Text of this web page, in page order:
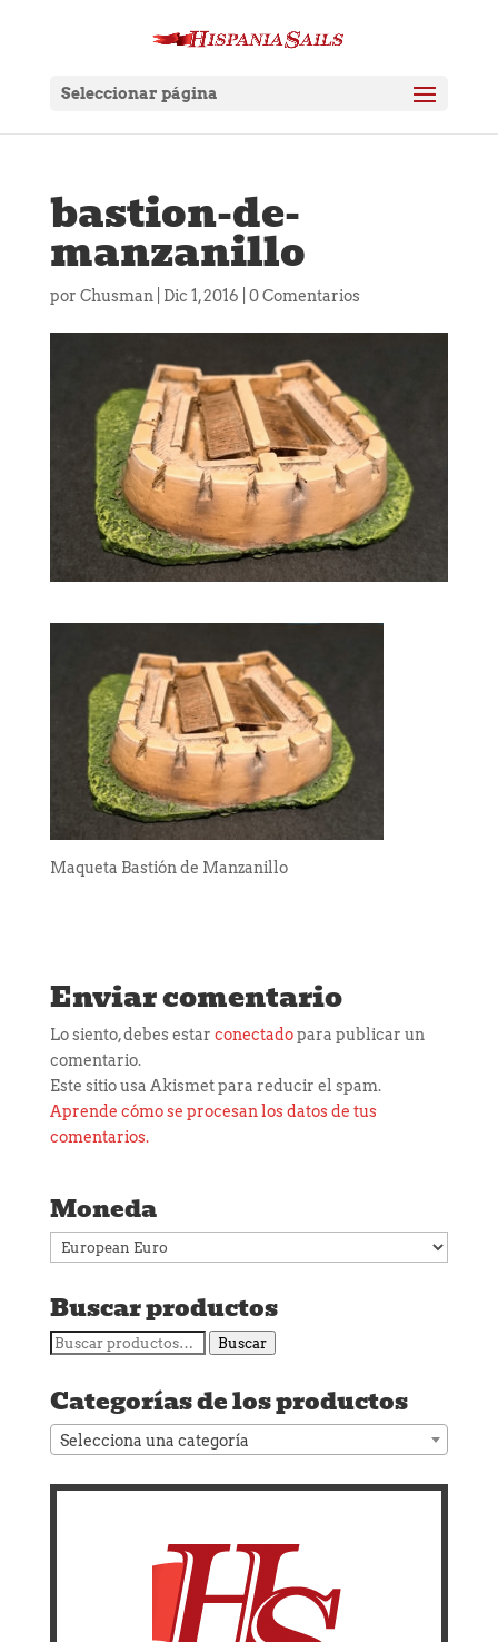
Seleccionar página
bastion-de-
manzanillo
por Chusman Dic 1, 2016 0 Comentarios
Maqueta Bastión de Manzanillo
Enviar comentario
Lo siento, debes estar conectadopara publicar un
comentario.
Este sitio usa Akismet para reducir el spam.
Aprende cómo se procesan los datos de tus
comentarios.
Moneda
Buscar productos
Buscar
Buscar
Categorías de los productos
Selecciona una categoría